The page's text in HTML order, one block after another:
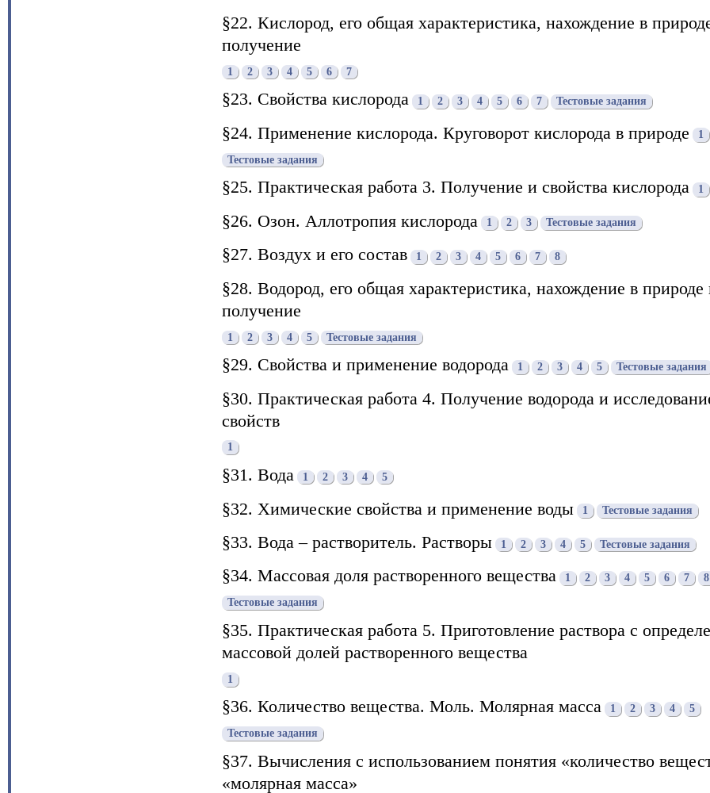
§22. Кислород, его общая характеристика, нахождение в
получение
1 2 3 4 5 6 7
§23. Свойства кислорода 1 2 3 4 5 6 7 Тестовые задания
§24. Применение кислорода. Круговорот кислорода в природе 1
Тестовые задания
§25. Практическая работа 3. Получение и свойства кислорода 1
§26. Озон. Аллотропия кислорода 1 2 3 Тестовые задания
§27. Воздух и его состав 1 2 3 4 5 6 7 8
§28. Водород, его общая характеристика, нахождение в природе
получение
1 2 3 4 5 Тестовые задания
§29. Свойства и применение водорода 1 2 3 4 5 Тестовые задания
§30. Практическая работа 4. Получение водорода и
свойств
1
§31. Вода 1 2 3 4 5
§32. Химические свойства и применение воды 1 Тестовые задания
§33. Вода – растворитель. Растворы 1 2 3 4 5 Тестовые задания
§34. Массовая доля растворенного вещества 1 2 3 4 5 6 7 8
Тестовые задания
§35. Практическая работа 5. Приготовление раствора с
массовой долей растворенного вещества
1
§36. Количество вещества. Моль. Молярная масса 1 2 3 4 5
Тестовые задания
§37. Вычисления с использованием понятия «количество
«молярная масса»